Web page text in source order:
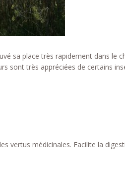
sa place très rapidement dans le
sont très appréciées de certains
vertus médicinales. Facilite la